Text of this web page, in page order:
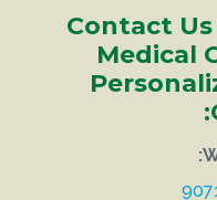
Contact
Medical